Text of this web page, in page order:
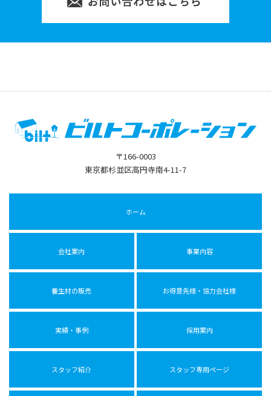
〒166-0003
東京都杉並区高円寺南4-11-7
ホーム
会社案内 事業内容
養生材の販売 お得意先様・協力会社様
実績・事例 採用案内
スタッフ紹介 スタッフ専用ページ